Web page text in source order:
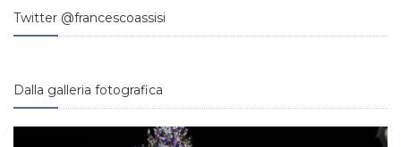
Twitter @francescoassisi
Dalla galleria fotografica